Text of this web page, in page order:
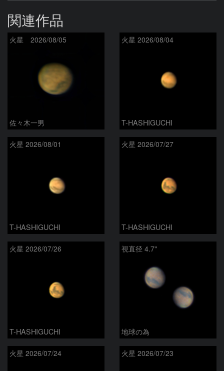
関連作品
火星 2026/08/05
佐々木一男
火星 2026/08/04
T-HASHIGUCHI
火星 2026/08/01
T-HASHIGUCHI
火星 2026/07/27
T-HASHIGUCHI
火星 2026/07/26
T-HASHIGUCHI
視直径 4.7"
地球の為
火星 2026/07/24 火星 2026/07/23